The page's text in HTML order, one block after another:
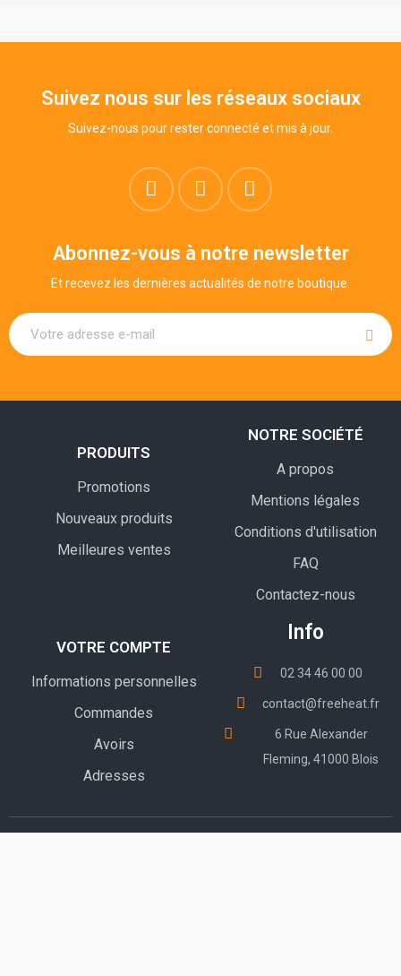
Suivez nous sur les réseaux sociaux
Suivez-nous pour rester connecté et mis à jour.
Abonnez-vous à notre newsletter
Et recevez les dernières actualités de notre boutique.
PRODUITS
Promotions
Nouveaux produits
Meilleures ventes
NOTRE SOCIÉTÉ
A propos
Mentions légales
Conditions d'utilisation
FAQ
Contactez-nous
VOTRE COMPTE
Informations personnelles
Commandes
Avoirs
Adresses
Info
02 34 46 00 00
contact@freeheat.fr
6 Rue Alexander
Fleming, 41000 Blois